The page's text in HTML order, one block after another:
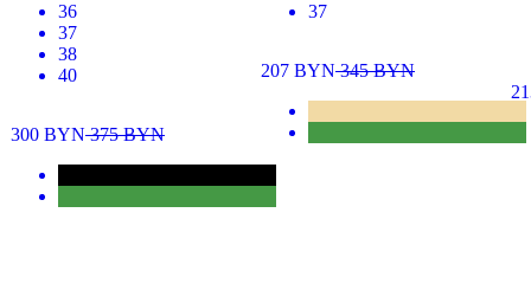
36
37
38
40
300 BYN375BYN
37
207 BYN345BYN